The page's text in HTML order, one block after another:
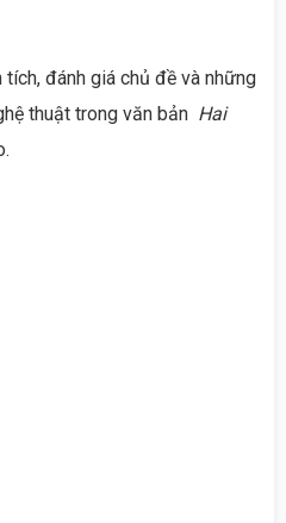
đánh giá chủ đề và những
thuật trong văn bản Hai